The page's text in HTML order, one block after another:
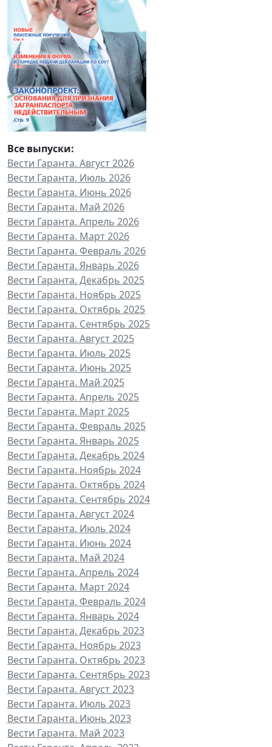
Все выпуски:
Вести Гаранта. Август 2026
Вести Гаранта. Июль 2026
Вести Гаранта. Июнь 2026
Вести Гаранта. Май 2026
Вести Гаранта. Апрель 2026
Вести Гаранта. Март 2026
Вести Гаранта. Февраль 2026
Вести Гаранта. Январь 2026
Вести Гаранта. Декабрь 2025
Вести Гаранта. Ноябрь 2025
Вести Гаранта. Октябрь 2025
Вести Гаранта. Сентябрь 2025
Вести Гаранта. Август 2025
Вести Гаранта. Июль 2025
Вести Гаранта. Июнь 2025
Вести Гаранта. Май 2025
Вести Гаранта. Апрель 2025
Вести Гаранта. Март 2025
Вести Гаранта. Февраль 2025
Вести Гаранта. Январь 2025
Вести Гаранта. Декабрь 2024
Вести Гаранта. Ноябрь 2024
Вести Гаранта. Октябрь 2024
Вести Гаранта. Сентябрь 2024
Вести Гаранта. Август 2024
Вести Гаранта. Июль 2024
Вести Гаранта. Июнь 2024
Вести Гаранта. Май 2024
Вести Гаранта. Апрель 2024
Вести Гаранта. Март 2024
Вести Гаранта. Февраль 2024
Вести Гаранта. Январь 2024
Вести Гаранта. Декабрь 2023
Вести Гаранта. Ноябрь 2023
Вести Гаранта. Октябрь 2023
Вести Гаранта. Сентябрь 2023
Вести Гаранта. Август 2023
Вести Гаранта. Июль 2023
Вести Гаранта. Июнь 2023
Вести Гаранта. Май 2023